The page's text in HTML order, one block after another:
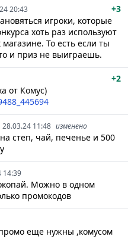
20:43
+3
игроки, которые
хоть раз используют
То есть если ты
и приз не выиграешь.
+2
от Комус)
28.03.24 11:48 изменено
степ, чай, печенье и 500
14:39
Можно в одном
промокодов
еще нужны ,комусом